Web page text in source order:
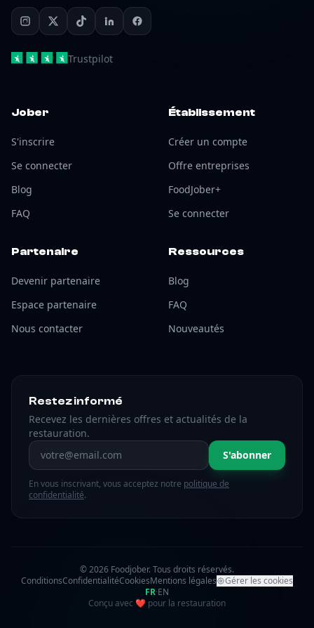
Trustpilot
Jober
S'inscrire
Se connecter
Blog
FAQ
Établissement
Créer un compte
Offre entreprises
FoodJober+
Se connecter
Partenaire
Devenir partenaire
Espace partenaire
Nous contacter
Ressources
Blog
FAQ
Nouveautés
Restez informé
Recevez les dernières offres et actualités de la
restauration.
Adresse email S'abonner
En vous inscrivant, vous acceptez notre politique de
confidentialité.
© 2026 Foodjober. Tous droits réservés.
ConditionsConfidentialitéCookiesMentions légales
Gérer les cookies
FR·EN
Conçu avec ❤ amour
pour la restauration